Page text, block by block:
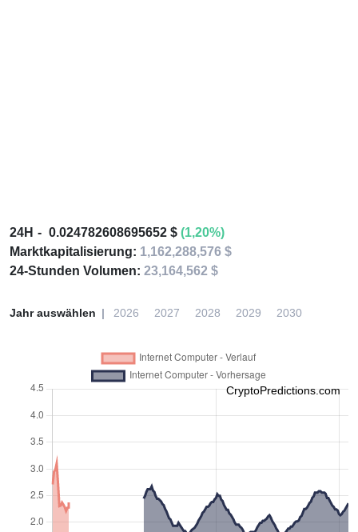
24H 0.024782608695652 $ (1,20%)
Marktkapitalisierung: 1,162,288,576 $
24-Stunden Volumen: 23,164,562 $
Jahr auswählen 2026 2027 2028 2029 2030
CryptoPredictions.com